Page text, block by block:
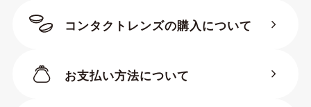
コンタクトレンズの購入について
お支払い方法について